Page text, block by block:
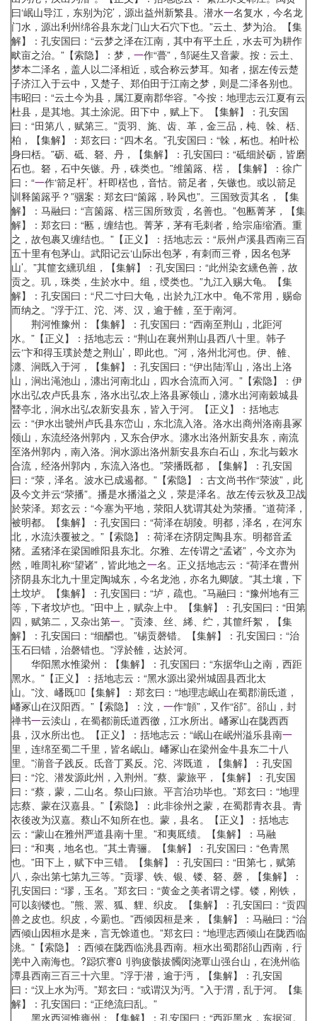
曰‘岷山导江，东别为沱’，源出益州新繁县。潜水一名复水，今名龙
门水，源出利州绵谷县东龙门山大石穴下也。”云土、梦为治。【集
解】：孔安国曰：“云梦之泽在江南，其中有平土丘，水去可为耕作
畎亩之治。”【索隐】：梦， 一作“瞢”，邹诞生又音蒙。按：云土、
梦本二泽名，盖人以二泽相近，或合称云梦耳。知者，据左传云楚
子济江入于云中，又楚子、郑伯田于江南之梦，则是二泽各别也。
韦昭曰：“云土今为县，属江夏南郡华容。”今按：地理志云江夏有云
杜县，是其地。其土涂泥。田下中，赋上下。【集解】：孔安国
曰：“田第八，赋第三。”贡羽、旄、齿、革，金三品，杶、榦、栝、
柏，【集解】：郑玄曰：“四木名。”孔安国曰：“榦，柘也。柏叶松
身曰栝。”砺、砥、砮、丹，【集解】：孔安国曰：“砥细於砺，皆磨
石也。砮，石中矢镞。丹，硃类也。”维箘簬、楛，【集解】：徐广
曰：“一作‘箭足杆’。杆即楛也，音怙。箭足者，矢镞也。或以箭足
训释箘簬乎？”骃案：郑玄曰“箘簬，聆风也”。三国致贡其名，【集
解】：马融曰：“言箘簬、楛三国所致贡，名善也。”包匭菁茅，【集
解】：郑玄曰：“匭，缠结也。菁茅，茅有毛刺者，给宗庙缩酒。重
之，故包裹又缠结也。”【正义】：括地志云：“辰州卢溪县西南三百
五十里有包茅山。武阳记云‘山际出包茅，有刺而三脊，因名包茅
山’。”其篚玄纁玑组，【集解】：孔安国曰：“此州染玄纁色善，故
贡之。玑，珠类，生於水中。组，绶类也。”九江入赐大龟。【集
解】：孔安国曰：“尺二寸曰大龟，出於九江水中。龟不常用，赐命
而纳之。”浮于江、沱、涔、汉，逾于雒，至于南河。
荆河惟豫州：【集解】：孔安国曰：“西南至荆山，北距河
水。”【正义】：括地志云：“荆山在襄州荆山县西八十里。韩子
云‘卞和得玉璞於楚之荆山’，即此也。”河，洛州北河也。伊、雒、
瀍、涧既入于河，【集解】：孔安国曰：“伊出陆浑山，洛出上洛
山，涧出渑池山，瀍出河南北山，四水合流而入河。”【索隐】：伊
水出弘农卢氏县东，洛水出弘农上洛县冢领山，瀍水出河南穀城县
朁亭北，涧水出弘农新安县东，皆入于河。【正义】：括地志
云：“伊水出虢州卢氏县东峦山，东北流入洛。洛水出商州洛南县冢
领山，东流经洛州郭内，又东合伊水。瀍水出洛州新安县东，南流
至洛州郭内，南入洛。涧水源出洛州新安县东白石山，东北与穀水
合流，经洛州郭内，东流入洛也。”荥播既都，【集解】：孔安国
曰：“荥，泽名。波水已成遏都。”【索隐】：古文尚书作“荥波”，此
及今文并云“荥播”。播是水播溢之义，荥是泽名。故左传云狄及卫战
於荥泽。郑玄云：“今塞为平地，荥阳人犹谓其处为荥播。”道荷泽，
被明都。【集解】：孔安国曰：“荷泽在胡陵。明都，泽名，在河东
北，水流泆覆被之。”【索隐】：荷泽在济阴定陶县东。明都音孟
猪。孟猪泽在梁国睢阳县东北。尔雅、左传谓之“孟诸”，今文亦为
然，唯周礼称“望诸”，皆此地之一名。正义括地志云：“荷泽在曹州
济阴县东北九十里定陶城东，今名龙池，亦名九卿陂。”其土壤，下
土坟垆。【集解】：孔安国曰：“垆，疏也。”马融曰：“豫州地有三
等，下者坟垆也。”田中上，赋杂上中。【集解】：孔安国曰：“田第
四，赋第二，又杂出第一。”贡漆、丝、絺、纻，其篚纤絮，【集
解】：孔安国曰：“细釂也。”锡贡磬错。【集解】：孔安国曰：“治
玉石曰错，治磬错也。”浮於雒，达於河。
华阳黑水惟梁州：【集解】：孔安国曰：“东据华山之南，西距
黑水。”【正义】：括地志云：“黑水源出梁州城固县西北太
山。”汶、嶓既，【集解】：郑玄曰：“地理志岷山在蜀郡湔氐道，
嶓冢山在汉阳西。”【索隐】：汶， 一作“頠”，又作“郤”。郤山，封
禅书一云渎山，在蜀都湔氐道西徼，江水所出。嶓冢山在陇西西
县，汉水所出也。【正义】：括地志云：“岷山在岷州溢乐县南一
里，连绵至蜀二千里，皆名岷山。嶓冢山在梁州金牛县东二十八
里。”湔音子践反。氐音丁奚反。沱、涔既道，【集解】：孔安国
曰：“沱、潜发源此州，入荆州。”蔡、蒙旅平，【集解】：孔安国
曰：“蔡，蒙，二山名。祭山曰旅。平言治功毕也。”郑玄曰：“地理
志蔡、蒙在汉嘉县。”【索隐】：此非徐州之蒙，在蜀郡青衣县。青
衣後改为汉嘉。蔡山不知所在也。蒙，县名。【正义】：括地志
云：“蒙山在雅州严道县南十里。”和夷厎绩。【集解】：马融
曰：“和夷，地名也。”其土青骊。【集解】：孔安国曰：“色青黑
也。”田下上，赋下中三错。【集解】：孔安国曰：“田第七，赋第
八，杂出第七第九三等。”贡璆、铁、银、镂、砮、磬，【集解】：
孔安国曰：“璆，玉名。”郑玄曰：“黄金之美者谓之镠。镂，刚铁，
可以刻镂也。”熊、罴、狐、貍、织皮。【集解】：孔安国曰：“贡四
兽之皮也。织皮，今罽也。”西倾因桓是来，【集解】：马融曰：“治
西倾山因桓水是来，言无馀道也。”郑玄曰：“地理志西倾山在陇西临
洮。”【索隐】：西倾在陇西临洮县西南。桓水出蜀郡郤山西南，行
羌中入南海也。?跽狖謇ǖ刂驹疲骸拔髑闵浇覃山强台山，在洮州临
潭县西南三百三十六里。”浮于潜，逾于沔，【集解】：孔安国
曰：“汉上水为沔。”郑玄曰：“或谓汉为沔。”入于渭，乱于河。【集
解】：孔安国曰：“正绝流曰乱。”
黑水西河惟雍州：【集解】：孔安国曰：“西距黑水，东据河。